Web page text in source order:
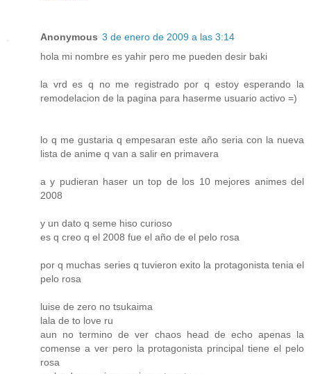
Anonymous 3 de enero de 2009 a las 3:14
hola mi nombre es yahir pero me pueden desir baki
la vrd es q no me registrado por q estoy esperando la
remodelacion de la pagina para haserme usuario activo =)
lo q me gustaria q empesaran este año seria con la nueva
lista de anime q van a salir en primavera
a y pudieran haser un top de los 10 mejores animes del
2008
y un dato q seme hiso curioso
es q creo q el 2008 fue el año de el pelo rosa
por q muchas series q tuvieron exito la protagonista tenia el
pelo rosa
luise de zero no tsukaima
lala de to love ru
aun no termino de ver chaos head de echo apenas la
comense a ver pero la protagonista principal tiene el pelo
rosa